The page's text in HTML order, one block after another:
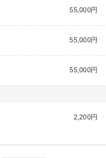
55,000円
55,000円
55,000円
2,200円